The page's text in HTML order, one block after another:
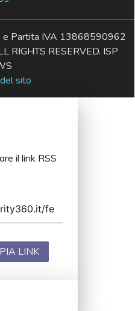
e Partita IVA 13868590962
RESERVED. ISP
sito
il link RSS
LINK